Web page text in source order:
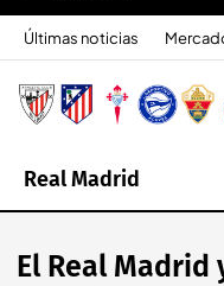
Últimas noticias
Real Madrid
El Real Madrid